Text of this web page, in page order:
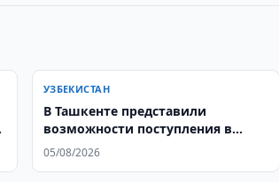
УЗБЕКИСТАН
В Ташкенте представили
возможности поступления в
филиал МГТУ имени Баумана
05/08/2026